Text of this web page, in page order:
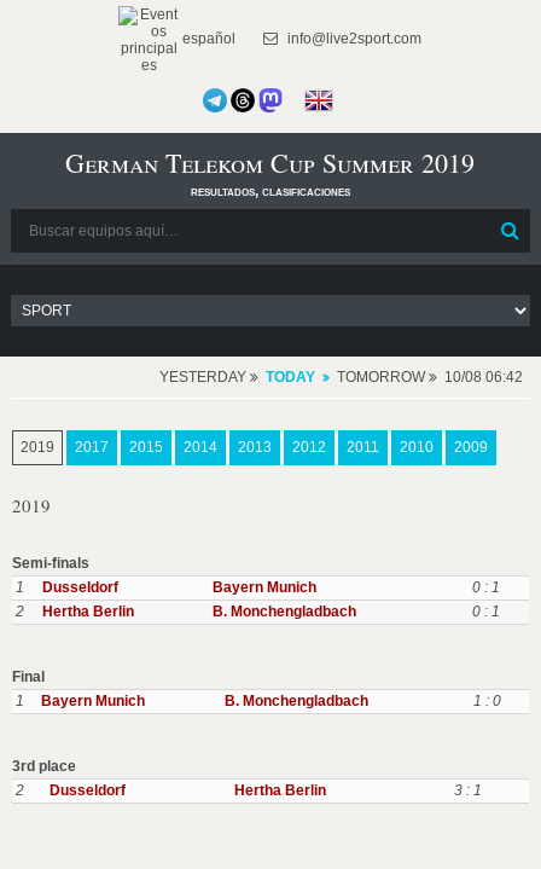
español info@live2sport.com
German Telekom Cup Summer 2019
resultados, clasificaciones
YESTERDAY TODAY TOMORROW 10/08 06:42
2019 2017 2015 2014 2013 2012 2011 2010 2009
2019
Semi-finals
1
Dusseldorf Bayern Munich
0 : 1
2
Hertha Berlin B. Monchengladbach 0 : 1
Final
1
Bayern Munich B. Monchengladbach 1 : 0
3rd place
2
Dusseldorf Hertha Berlin 3 : 1